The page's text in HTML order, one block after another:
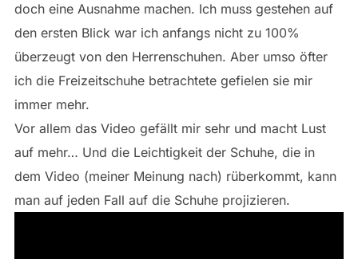
doch eine Ausnahme machen. Ich muss gestehen auf
den ersten Blick war ich anfangs nicht zu 100%
überzeugt von den Herrenschuhen. Aber umso öfter
ich die Freizeitschuhe betrachtete gefielen sie mir
immer mehr.
Vor allem das Video gefällt mir sehr und macht Lust
auf mehr… Und die Leichtigkeit der Schuhe, die in
dem Video (meiner Meinung nach) rüberkommt, kann
man auf jeden Fall auf die Schuhe projizieren.